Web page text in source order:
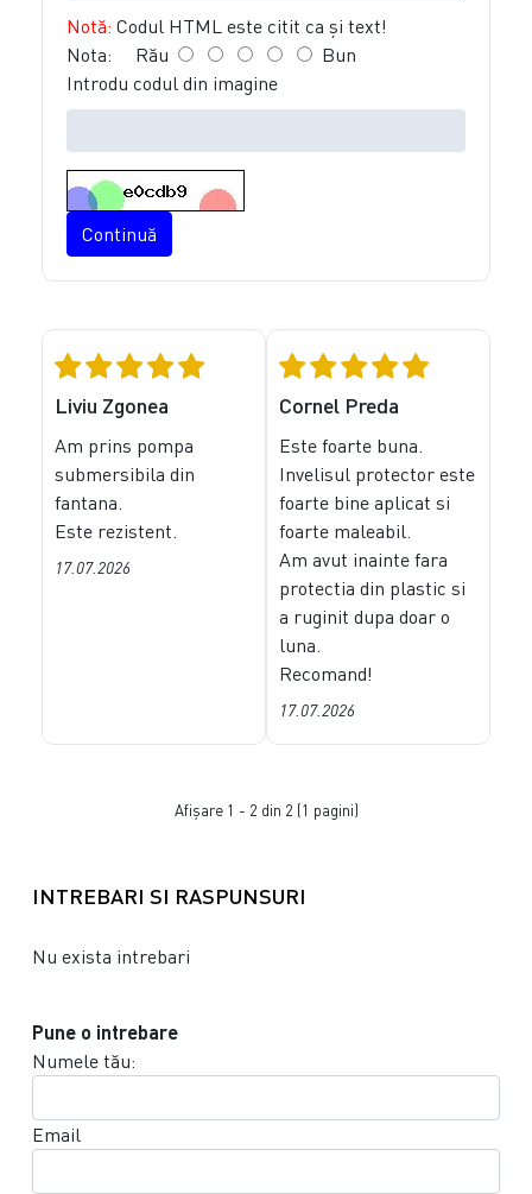
Notă: Codul HTML este citit ca şi text!
Nota: Rău
Bun
Introdu codul din imagine
Continuă
Liviu Zgonea
Am prins pompa
submersibila din
fantana.
Este rezistent.
17.07.2026
Cornel Preda
Este foarte buna.
Invelisul protector este
foarte bine aplicat si
foarte maleabil.
Am avut inainte fara
protectia din plastic si
a ruginit dupa doar o
luna.
Recomand!
17.07.2026
Afişare 1 - 2 din 2 (1 pagini)
INTREBARI SI RASPUNSURI
Nu exista intrebari
Pune o intrebare
Numele tău:
Email